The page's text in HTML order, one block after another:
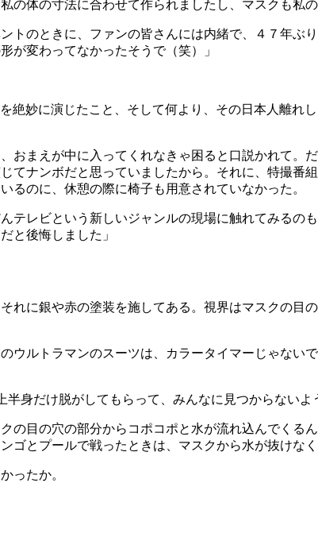
の体の寸法に合わせて作られましたし、マスクも
トのときに、ファンの皆さんには内緒で、４７年ぶ
が変わってなかったそうで（笑）」
絶妙に演じたこと、そして何より、その日本人離れ
おまえが中に入ってくれなきゃ困ると口説かれて
てナンボだと思っていましたから。それに、特撮番
るのに、休憩の際に椅子も用意されていなかった。
テレビという新しいジャンルの現場に触れてみるの
と後悔しました」
れに銀や赤の塗装を施してある。視界はマスクの目
ウルトラマンのスーツは、カラータイマーじゃな
身だけ脱がしてもらって、みんなに見つからない
の目の穴の部分からコポコポと水が流れ込んでくる
ゴとプールで戦ったときは、マスクから水が抜けな
ったか。